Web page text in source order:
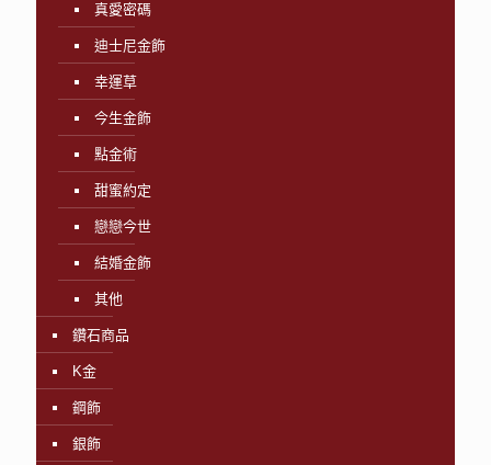
真愛密碼
迪士尼金飾
幸運草
今生金飾
點金術
甜蜜約定
戀戀今世
結婚金飾
其他
鑽石商品
K金
鋼飾
銀飾